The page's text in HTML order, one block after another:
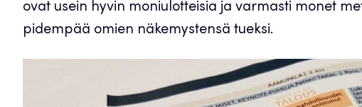
ovat usein hyvin moniulotteisia ja varmasti monet
pidempää omien näkemystensä tueksi.